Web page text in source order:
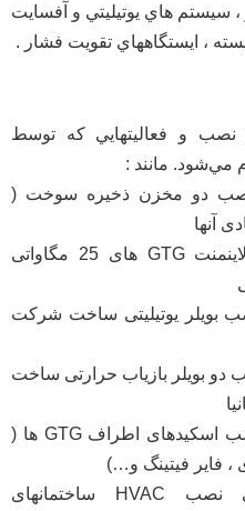
سيستم هاي يوتيليتي و آفسايت
، ايستگاههاي تقویت فشار .
نصب و فعاليتهايي كه توسط
مي‌‌شود. مانند :
دو مخزن ذخیره سوخت (
آنها
نظارت و بازرسی الاینمنت GTG های 25 مگاواتی
بویلر یوتیلیتی ساخت شرکت
بویلر بازیاب حرارتی ساخت
نظارت و بازرسی نصب اسکیدهای اطراف GTG ها (
، فایر فیتینگ و…)
نظارت و بازرسی نصب HVAC ساختمانهای